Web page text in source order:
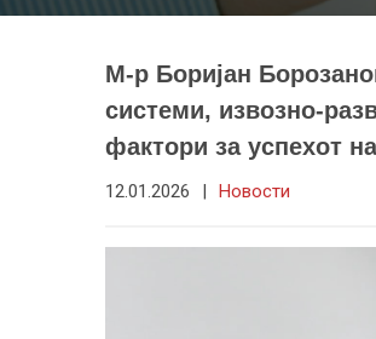
М-р Боријан
системи, извозно-
фактори за успехот
12.01.2026 | Новости